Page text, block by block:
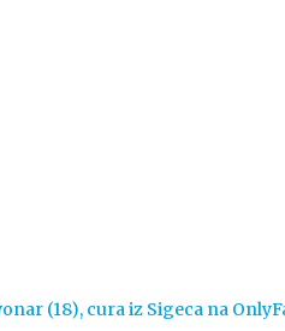
(18), cura iz Sigeca na